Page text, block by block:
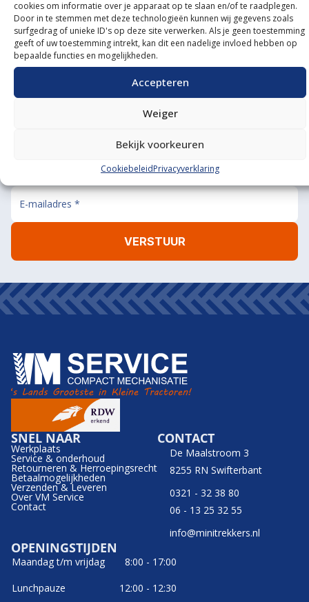
cookies om informatie over je apparaat op te slaan en/of te raadplegen.
Door in te stemmen met deze technologieën kunnen wij gegevens zoals
surfgedrag of unieke ID's op deze site verwerken. Als je geen toestemming
geeft of uw toestemming intrekt, kan dit een nadelige invloed hebben op
bepaalde functies en mogelijkheden.
Accepteren
Weiger
Bekijk voorkeuren
CookiebeleidPrivacyverklaring
bezoeken?
De koffie staat klaar!
Aanmelden nieuwsbrief
SNEL NAAR
Werkplaats
Service & onderhoud
Retourneren & Herroepingsrecht
Betaalmogelijkheden
Verzenden & Leveren
Over VM Service
Contact
CONTACT
De Maalstroom 3
8255 RN Swifterbant
0321 - 32 38 80
06 - 13 25 32 55
info@minitrekkers.nl
OPENINGSTIJDEN
Maandag t/m vrijdag
8:00 - 17:00
Lunchpauze
12:00 - 12:30